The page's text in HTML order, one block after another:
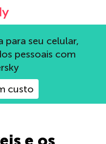
da Kaspersky
seu celular,
pessoais com
custo